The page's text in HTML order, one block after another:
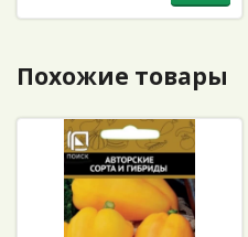
Похожие товары